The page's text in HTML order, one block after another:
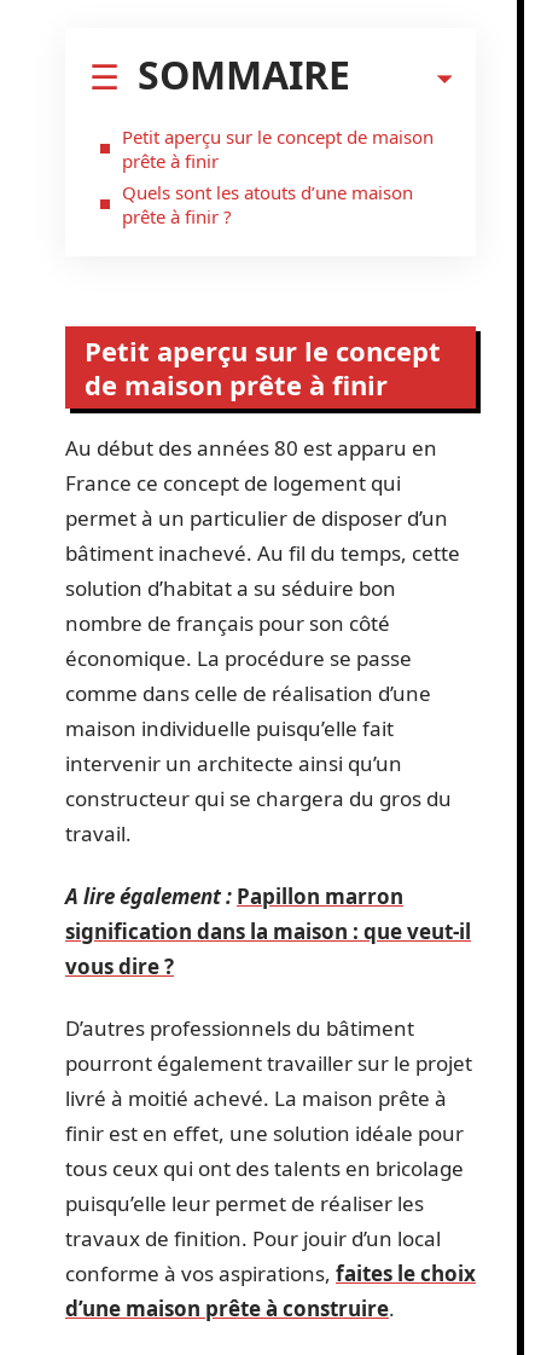
SOMMAIRE
Petit aperçu sur le concept de maison
prête à finir
Quels sont les atouts d’une maison
prête à finir ?
Petit aperçu sur le concept
de maison prête à finir
Au début des années 80 est apparu en
France ce concept de logement qui
permet à un particulier de disposer d’un
bâtiment inachevé. Au fil du temps, cette
solution d’habitat a su séduire bon
nombre de français pour son côté
économique. La procédure se passe
comme dans celle de réalisation d’une
maison individuelle puisqu’elle fait
intervenir un architecte ainsi qu’un
constructeur qui se chargera du gros du
travail.
A lire également : Papillon marron
signification dans la maison : que veut-il
vous dire ?
D’autres professionnels du bâtiment
pourront également travailler sur le projet
livré à moitié achevé. La maison prête à
finir est en effet, une solution idéale pour
tous ceux qui ont des talents en bricolage
puisqu’elle leur permet de réaliser les
travaux de finition. Pour jouir d’un local
conforme à vos aspirations, faites le choix
d’une maison prête à construire.